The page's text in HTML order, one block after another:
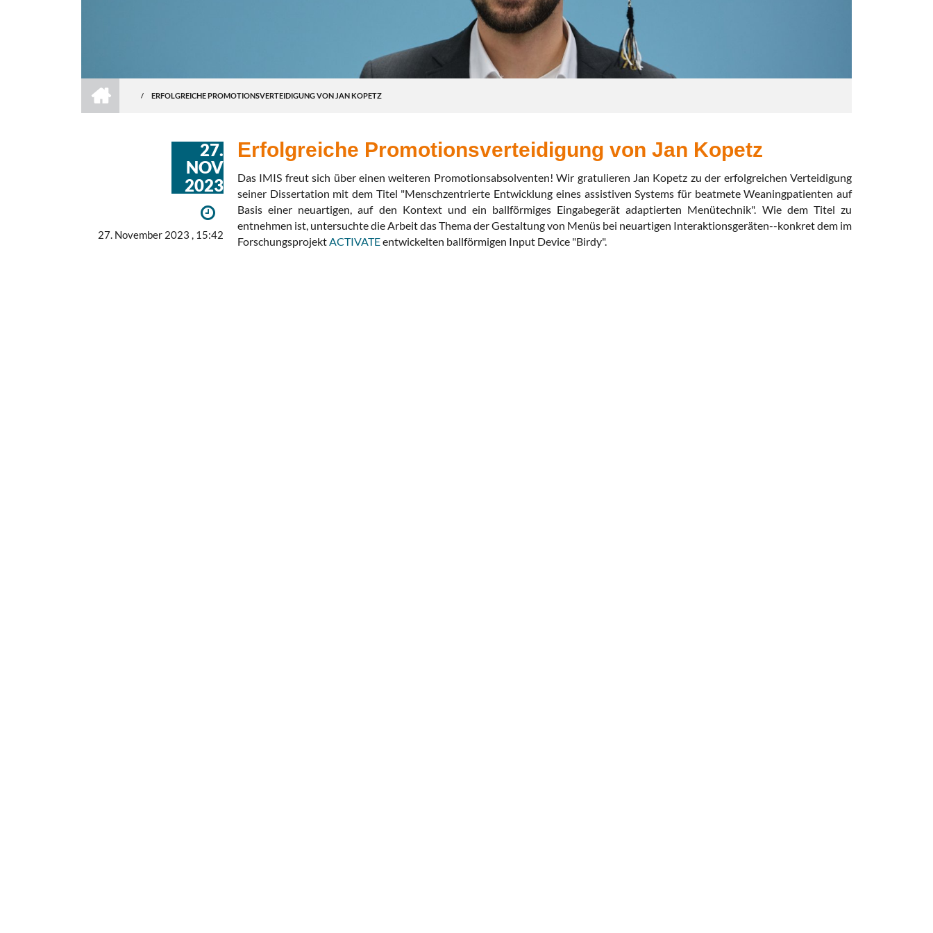
BREADCRUMB
/ ERFOLGREICHE PROMOTIONSVERTEIDIGUNG VON JAN KOPETZ
27.
NOV
2023
27. November 2023 , 15:42
Erfolgreiche Promotionsverteidigung von Jan Kopetz
Das IMIS freut sich über einen weiteren Promotionsabsolventen! Wir gratulieren Jan Kopetz zu der erfolgreichen Verteidigung
seiner Dissertation mit dem Titel "Menschzentrierte Entwicklung eines assistiven Systems für beatmete Weaningpatienten auf
Basis einer neuartigen, auf den Kontext und ein ballförmiges Eingabegerät adaptierten Menütechnik". Wie dem Titel zu
entnehmen ist, untersuchte die Arbeit das Thema der Gestaltung von Menüs bei neuartigen Interaktionsgeräten--konkret dem im
ForschungsprojektACTIVATEentwickelten ballförmigen Input Device "Birdy".